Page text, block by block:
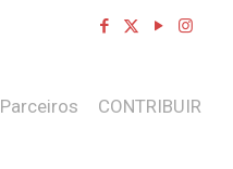
Parceiros CONTRIBUIR